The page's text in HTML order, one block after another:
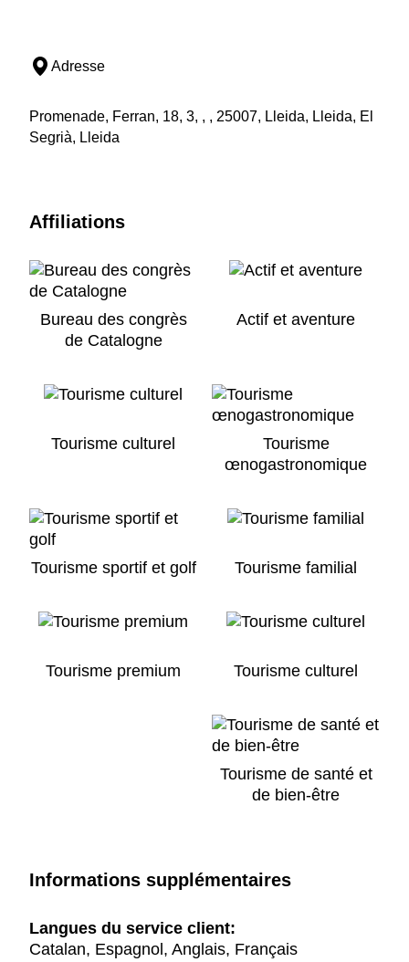
Adresse
Promenade, Ferran, 18, 3, , , 25007, Lleida, Lleida, El
Segrià, Lleida
Affiliations
Bureau des congrès
de Catalogne
Actif et aventure
Tourisme culturel
Tourisme
œnogastronomique
Tourisme sportif et golf Tourisme familial
Tourisme premium Tourisme culturel
Tourisme de santé et
de bien-être
Informations supplémentaires
Langues du service client:
Catalan, Espagnol, Anglais, Français